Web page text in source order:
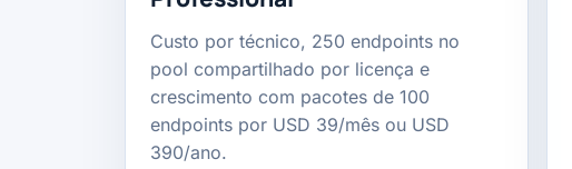
Custo por técnico, 250 endpoints no
pool compartilhado por licença e
crescimento com pacotes de 100
endpoints por USD 39/mês ou USD
390/ano.